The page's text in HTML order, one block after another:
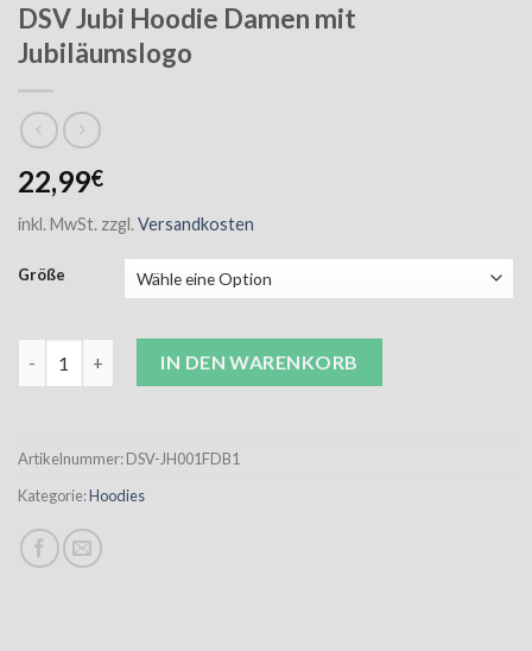
DSV Jubi Hoodie Damen mit
Jubiläumslogo
22,99€
inkl. MwSt. zzgl. Versandkosten
Größe
IN DEN WARENKORB
Artikelnummer:DSV-JH001FDB1
Kategorie:Hoodies